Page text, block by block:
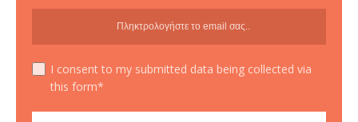
I consent to my submitted data being collected via
this form*